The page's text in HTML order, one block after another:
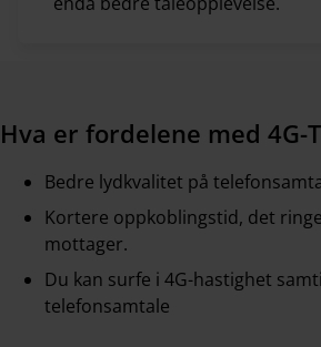
Hva er fordelene med 4G-
Bedre lydkvalitet på
Kortere oppkoblingstid, det
mottager.
Du kan surfe i 4G-hastighet
telefonsamtale